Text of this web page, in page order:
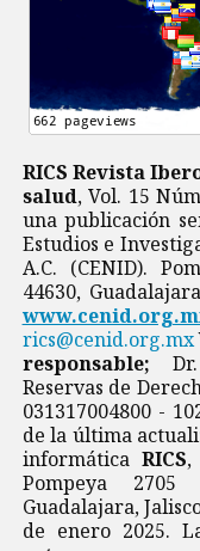
RICS Revista
salud, Vol. 15
una publicación
Estudios e
A.C. (CENID).
44630,
rics@cenid.org.mx
responsable; Dr.
Reservas de
031317004800 -
de la última
informáticaRICS,
Pompeya 2705
Guadalajara,
de enero 2025.